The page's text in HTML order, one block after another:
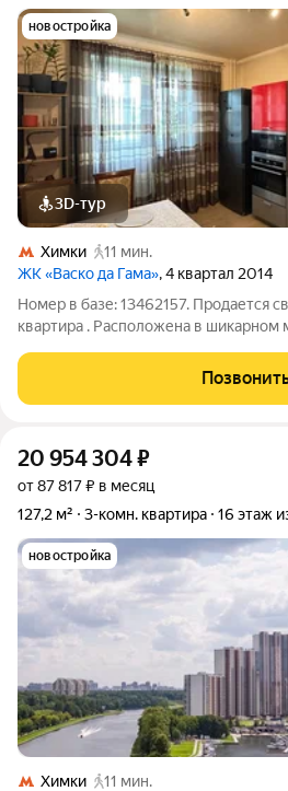
новостройка
3D-тур
Химки
11 мин.
ЖК «Васко да Гама», 4 квартал 2014
Номер в базе: 13462157. Продается
квартира . Расположена в шикарном
мин.пешей доступности МЦД Химки
метро Ховрино, Беломорская,
20 954 304₽
от 87 817 ₽ в месяц
127,2 м²
3-комн. квартира 16 этаж
новостройка
Химки
11 мин.